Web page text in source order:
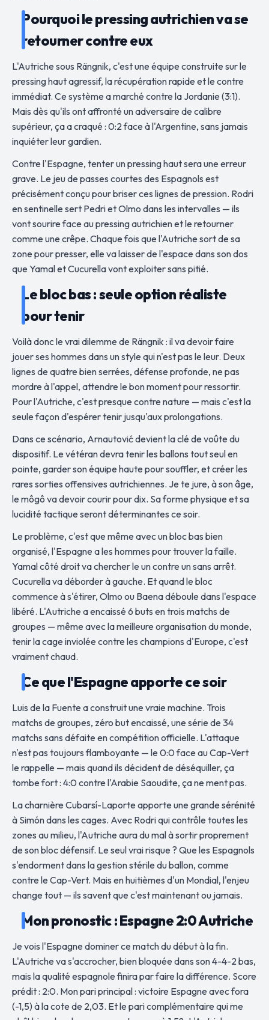
Pourquoi le pressing autrichien va se
retourner contre eux
L'Autriche sous Rängnik, c'est une équipe construite sur le
pressing haut agressif, la récupération rapide et le contre
immédiat. Ce système a marché contre la Jordanie (3:1).
Mais dès qu'ils ont affronté un adversaire de calibre
supérieur, ça a craqué : 0:2 face à l'Argentine, sans jamais
inquiéter leur gardien.
Contre l'Espagne, tenter un pressing haut sera une erreur
grave. Le jeu de passes courtes des Espagnols est
précisément conçu pour briser ces lignes de pression. Rodri
en sentinelle sert Pedri et Olmo dans les intervalles — ils
vont sourire face au pressing autrichien et le retourner
comme une crêpe. Chaque fois que l'Autriche sort de sa
zone pour presser, elle va laisser de l'espace dans son dos
que Yamal et Cucurella vont exploiter sans pitié.
Le bloc bas : seule option réaliste
pour tenir
Voilà donc le vrai dilemme de Rängnik : il va devoir faire
jouer ses hommes dans un style qui n'est pas le leur. Deux
lignes de quatre bien serrées, défense profonde, ne pas
mordre à l'appel, attendre le bon moment pour ressortir.
Pour l'Autriche, c'est presque contre nature — mais c'est la
seule façon d'espérer tenir jusqu'aux prolongations.
Dans ce scénario, Arnautović devient la clé de voûte du
dispositif. Le vétéran devra tenir les ballons tout seul en
pointe, garder son équipe haute pour souffler, et créer les
rares sorties offensives autrichiennes. Je te jure, à son âge,
le môgô va devoir courir pour dix. Sa forme physique et sa
lucidité tactique seront déterminantes ce soir.
Le problème, c'est que même avec un bloc bas bien
organisé, l'Espagne a les hommes pour trouver la faille.
Yamal côté droit va chercher le un contre un sans arrêt.
Cucurella va déborder à gauche. Et quand le bloc
commence à s'étirer, Olmo ou Baena déboule dans l'espace
libéré. L'Autriche a encaissé 6 buts en trois matchs de
groupes — même avec la meilleure organisation du monde,
tenir la cage inviolée contre les champions d'Europe, c'est
vraiment chaud.
Ce que l'Espagne apporte ce soir
Luis de la Fuente a construit une vraie machine. Trois
matchs de groupes, zéro but encaissé, une série de 34
matchs sans défaite en compétition officielle. L'attaque
n'est pas toujours flamboyante — le 0:0 face au Cap-Vert
le rappelle — mais quand ils décident de déséquiller, ça
tombe fort : 4:0 contre l'Arabie Saoudite, ça ne ment pas.
La charnière Cubarsí-Laporte apporte une grande sérénité
à Simón dans les cages. Avec Rodri qui contrôle toutes les
zones au milieu, l'Autriche aura du mal à sortir proprement
de son bloc défensif. Le seul vrai risque ? Que les Espagnols
s'endorment dans la gestion stérile du ballon, comme
contre le Cap-Vert. Mais en huitièmes d'un Mondial, l'enjeu
change tout — ils savent que c'est maintenant ou jamais.
Mon pronostic : Espagne 2:0 Autriche
Je vois l'Espagne dominer ce match du début à la fin.
L'Autriche va s'accrocher, bien bloquée dans son 4-4-2 bas,
mais la qualité espagnole finira par faire la différence. Score
prédit : 2:0. Mon pari principal : victoire Espagne avec fora
(-1,5) à la cote de 2,03. Et le pari complémentaire qui me